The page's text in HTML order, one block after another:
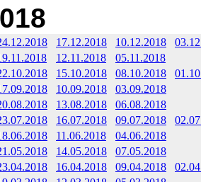
17.12.2018 10.12.2018
12.11.2018
05.11.2018
15.10.2018 08.10.2018
10.09.2018
03.09.2018
13.08.2018
06.08.2018
16.07.2018 09.07.2018
11.06.2018
04.06.2018
14.05.2018
07.05.2018
16.04.2018 09.04.2018